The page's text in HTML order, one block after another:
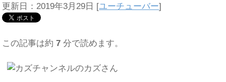
更新日：2019年3月29日 [ユーチューバー]
この記事は約7 分で読めます。